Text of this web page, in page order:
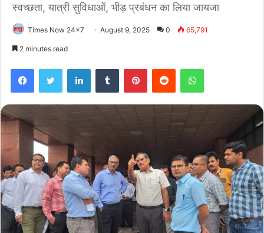
स्वच्छता, यात्री सुविधाओं, भीड़ प्रबंधन का लिया जायजा
Times Now 24x7 August 9, 2025 0 65,791
2 minutes read
FacebookTwitter LinkedInTumblr PinterestReddit WhatsApp